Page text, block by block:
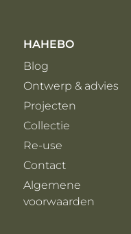
HAHEBO
Blog
Ontwerp & advies
Projecten
Collectie
Re-use
Contact
Algemene
voorwaarden